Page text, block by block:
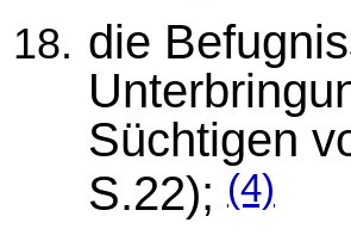
die
Süchtigen
S.22); (4)